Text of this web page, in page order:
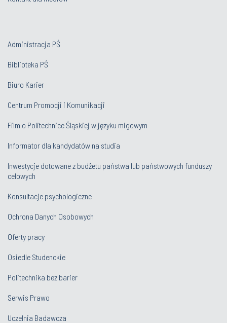
Administracja PŚ
Biblioteka PŚ
Biuro Karier
Centrum Promocji i Komunikacji
Film o Politechnice Śląskiej w języku migowym
Informator dla kandydatów na studia
Inwestycje dotowane z budżetu państwa lub państwowych funduszy
celowych
Konsultacje psychologiczne
Ochrona Danych Osobowych
Oferty pracy
Osiedle Studenckie
Politechnika bez barier
Serwis Prawo
Uczelnia Badawcza